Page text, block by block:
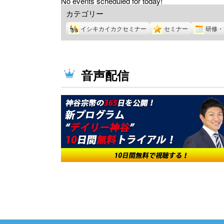
カテゴリー
イシキカイカクセミナー セミナー 研修
音声配信